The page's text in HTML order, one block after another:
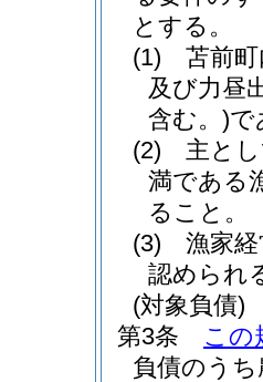
とする。
(1)
苫前
及び力昼
含む。)で
(2)
主と
満である
ること。
(3)
漁家
認められ
(対象負債)
第3条
この
負債のう